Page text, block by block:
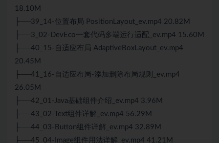
18.10M
├──39_14-位置布局 PositionLayout_ev.mp4 20.82M
├──3_02-DevEco一套代码多端运行适配_ev.mp4 15.60M
├──40_15-自适应布局 AdaptiveBoxLayout_ev.mp4
20.45M
├──41_16-自适应布局-添加删除布局规则_ev.mp4
26.05M
├──42_01-Java基础组件介绍_ev.mp4 3.96M
├──43_02-Text组件详解_ev.mp4 56.29M
├──44_03-Button组件详解_ev.mp4 32.89M
├──45_04-Image组件用法详解_ev.mp4 41.21M